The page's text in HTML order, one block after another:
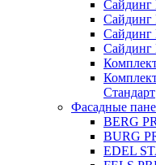
Сайдинг
Сайдинг
Сайдинг
Сайдинг
Стандарт
Фасадные
BERG
BURG
EDEL